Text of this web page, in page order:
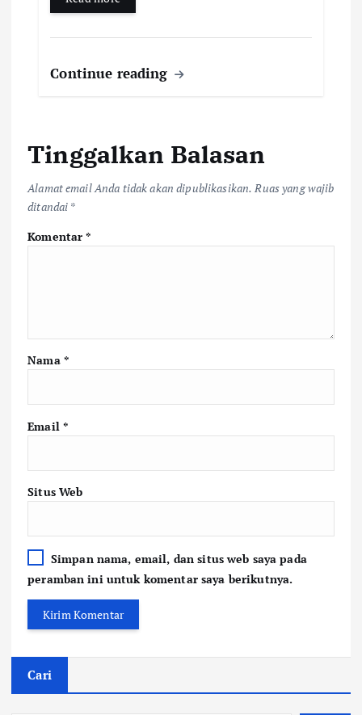
Continue reading
Tinggalkan Balasan
Alamat email Anda tidak akan dipublikasikan. Ruas yang wajib
ditandai *
Komentar*
Nama *
Email *
Situs Web
Simpan nama, email, dan situs web saya pada
peramban ini untuk komentar saya berikutnya.
Cari